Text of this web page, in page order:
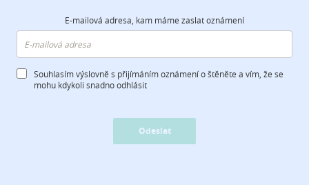
E-mailová adresa, kam máme zaslat oznámení
Souhlasím výslovně s přijímáním oznámení o štěněte a vím, že se
mohu kdykoli snadno odhlásit
Odeslat